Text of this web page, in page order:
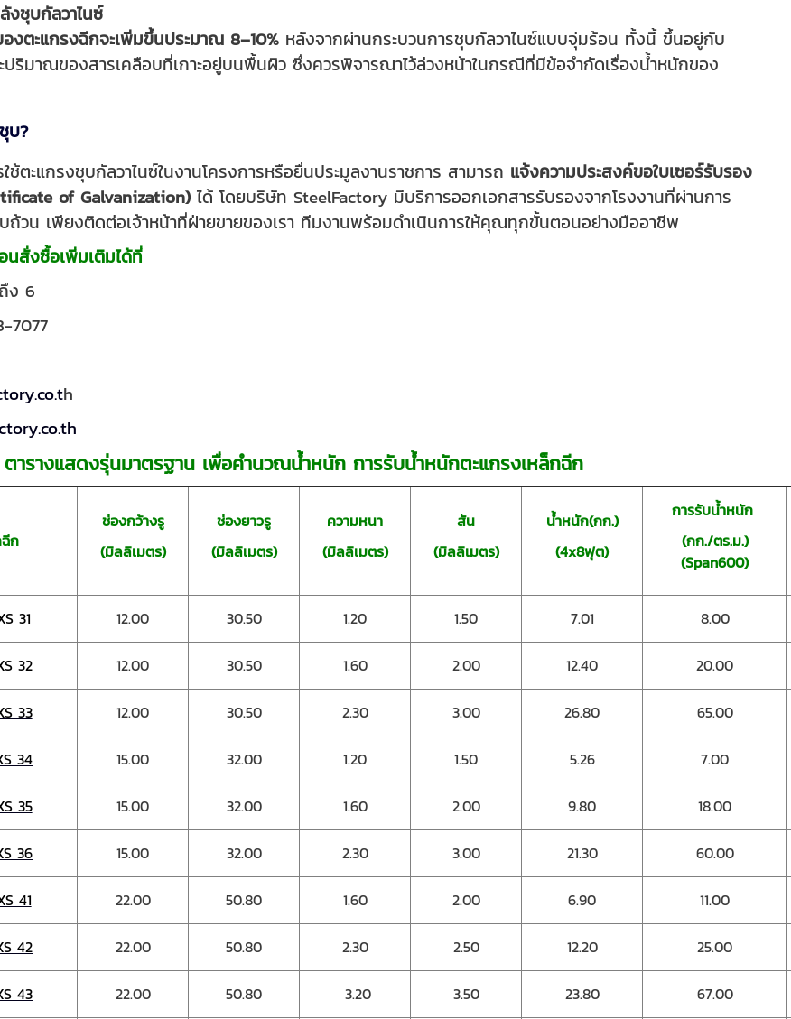
ชุบกัลวาไนซ์
งตะแกรงฉีกจะเพิ่มขึ้นประมาณ 8–10% หลังจากผ่านกระบวนการชุบกัลวาไนซ์แบบจุ่มร้อน ทั้งนี้ ขึ้นอยู่กับ
ปริมาณของสารเคลือบที่เกาะอยู่บนพื้นผิว ซึ่งควรพิจารณาไว้ล่วงหน้าในกรณีที่มีข้อจำกัดเรื่องน้ำหนักของ
บ?
ตะแกรงชุบกัลวาไนซ์ในงานโครงการหรือยื่นประมูลงานราชการ สามารถ แจ้งความประสงค์ขอใบเซอร์รับรอง
of Galvanization) ได้ โดยบริษัท SteelFactory มีบริการออกเอกสารรับรองจากโรงงานที่ผ่านการ
ถ้วน เพียงติดต่อเจ้าหน้าที่ฝ่ายขายของเรา ทีมงานพร้อมดำเนินการให้คุณทุกขั้นตอนอย่างมืออาชีพ
นสั่งซื้อเพิ่มเติมได้ที่
ง 6
7077
h
ตารางแสดงรุ่นมาตรฐาน เพื่อคำนวณน้ำหนักการรับน้ำหนักตะแกรงเหล็กฉีก
ก
ช่องกว้างรู
(มิลลิเมตร)
ช่องยาวรู
(มิลลิเมตร)
ความหนา
(มิลลิเมตร)
สัน
(มิลลิเมตร)
น้ำหนัก(กก.)
(4x8ฟุต)
การรับน้ำหนัก
(กก./ตร.ม.)
(Span600)
31 12.00 30.50 1.20 1.50 7.01 8.00
32 12.00 30.50 1.60 2.00 12.40 20.00
33 12.00 30.50 2.30 3.00 26.80 65.00
34 15.00 32.00 1.20 1.50 5.26 7.00
35 15.00 32.00 1.60 2.00 9.80 18.00
36 15.00 32.00 2.30 3.00 21.30 60.00
41 22.00 50.80 1.60 2.00 6.90 11.00
42 22.00 50.80 2.30 2.50 12.20 25.00
43 22.00 50.80 3.20 3.50 23.80 67.00